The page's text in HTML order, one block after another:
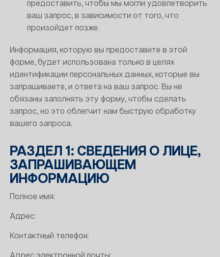
предоставить, чтобы мы могли удовлетворить
ваш запрос, в зависимости от того, что
произойдет позже.
Информация, которую вы предоставите в этой
форме, будет использована только в целях
идентификации персональных данных, которые вы
запрашиваете, и ответа на ваш запрос. Вы не
обязаны заполнять эту форму, чтобы сделать
запрос, но это облегчит нам быструю обработку
вашего запроса.
РАЗДЕЛ 1: СВЕДЕНИЯ О ЛИЦЕ,
ЗАПРАШИВАЮЩЕМ
ИНФОРМАЦИЮ
Полное имя:
Адрес:
Контактный телефон: